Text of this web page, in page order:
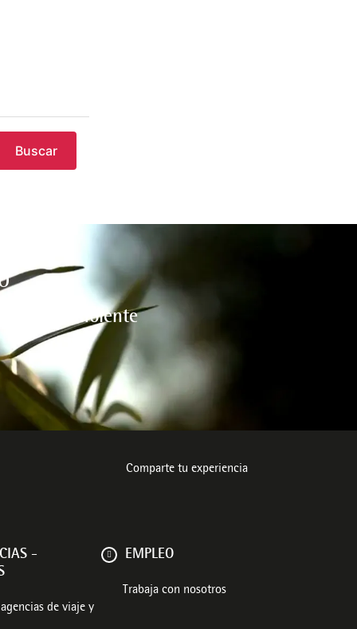
Buscar
medio ambiente
Comparte tu experiencia
-
de viaje y
EMPLEO
Trabaja con nosotros